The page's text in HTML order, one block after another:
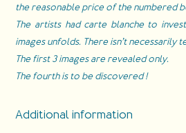
the reasonable price of the numbered
The artists had carte blanche to
images unfolds. There isn’t necessarily
The first 3 images are revealed only.
The fourth is to be discovered !
Additional information